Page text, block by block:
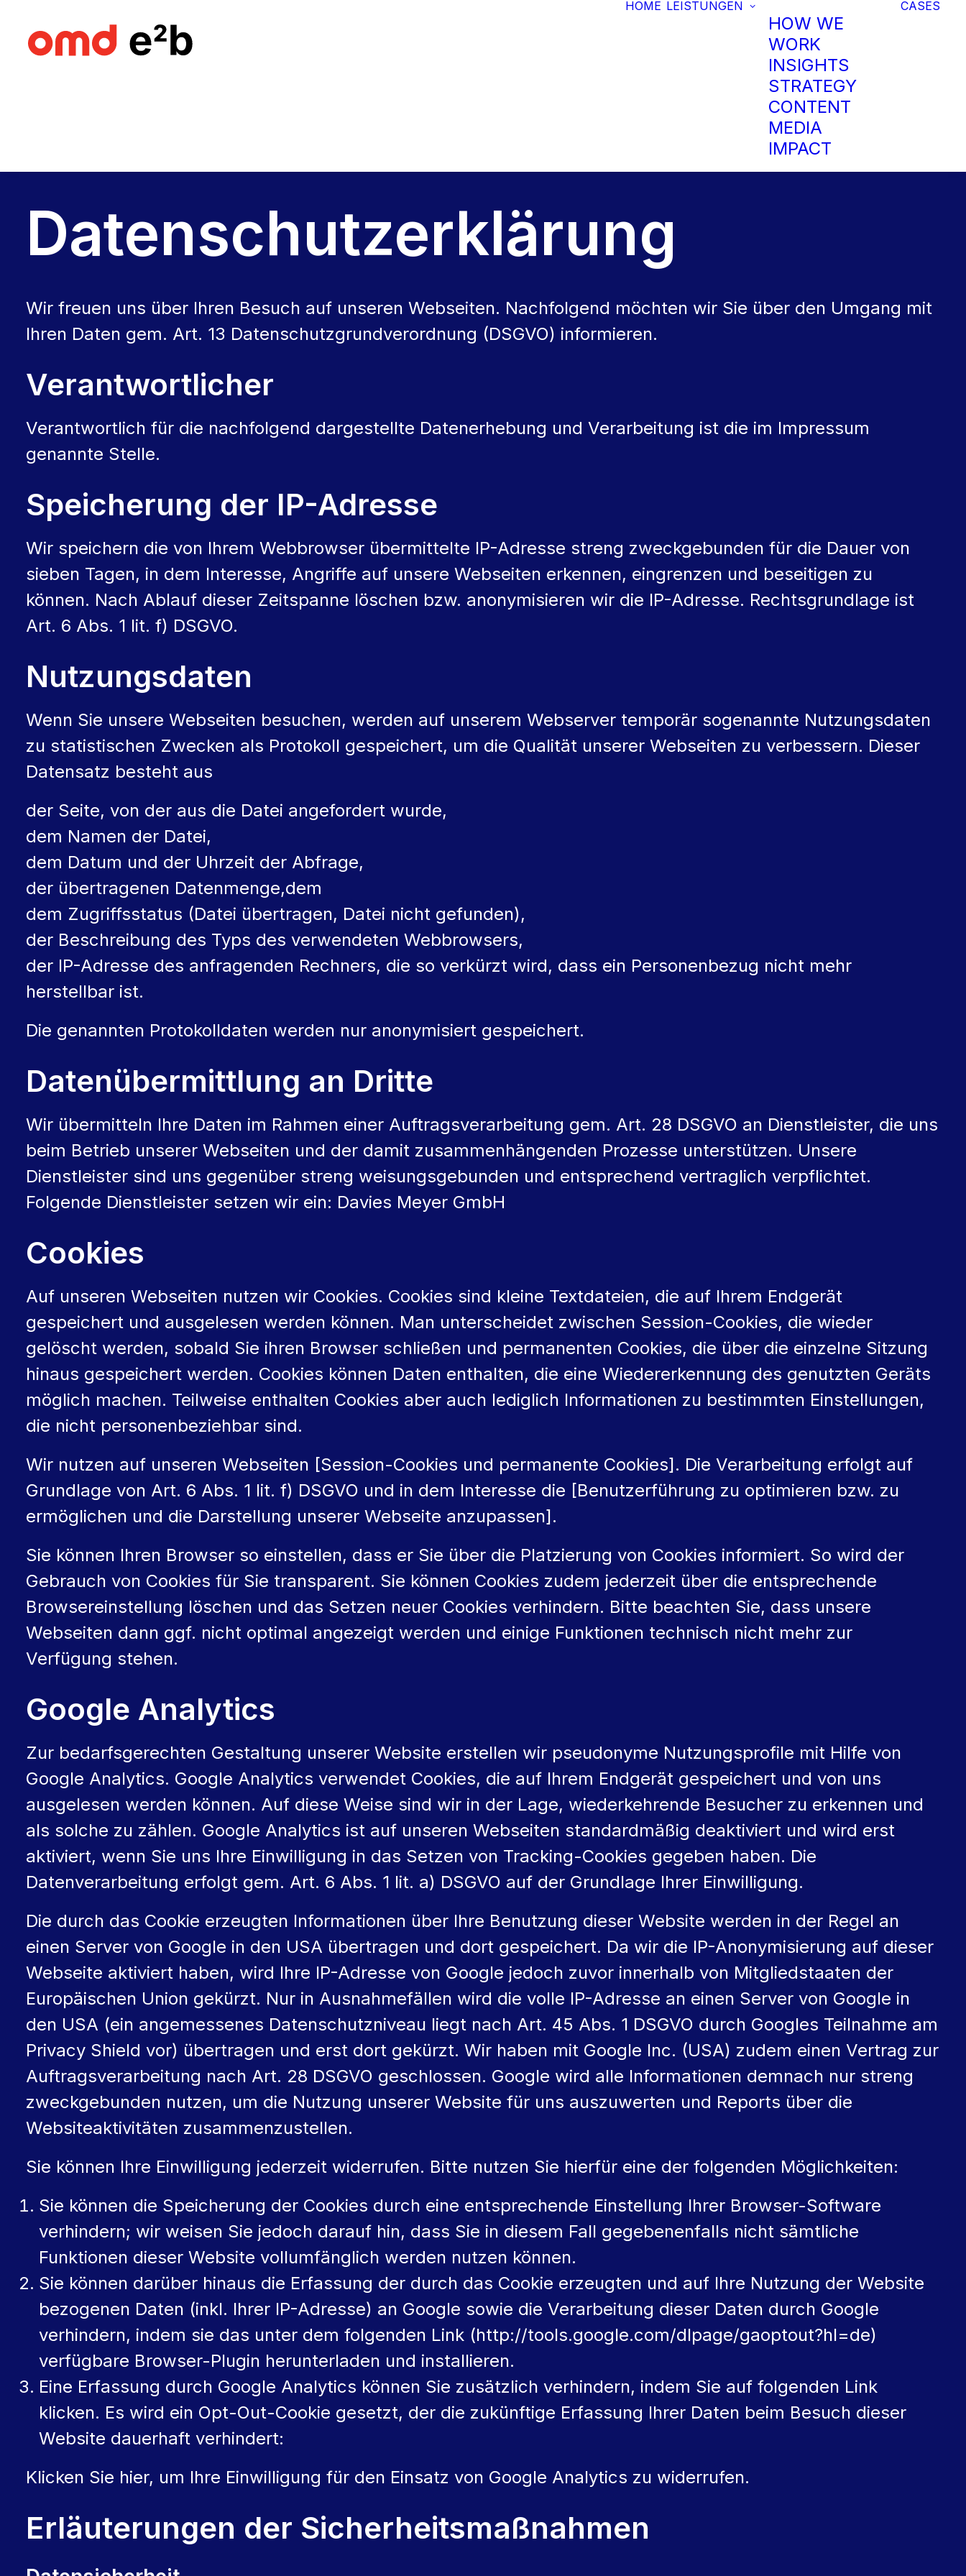
HOME LEISTUNGEN
HOW WE
WORK
INSIGHTS
STRATEGY
CONTENT
MEDIA
IMPACT
CASES
Datenschutzerklärung
Wir freuen uns über Ihren Besuch auf unseren Webseiten. Nachfolgend möchten wir Sie über den Umgang mit
Ihren Daten gem. Art. 13 Datenschutzgrundverordnung (DSGVO) informieren.
Verantwortlicher
Verantwortlich für die nachfolgend dargestellte Datenerhebung und Verarbeitung ist die im Impressum
genannte Stelle.
Speicherung der IP-Adresse
Wir speichern die von Ihrem Webbrowser übermittelte IP-Adresse streng zweckgebunden für die Dauer von
sieben Tagen, in dem Interesse, Angriffe auf unsere Webseiten erkennen, eingrenzen und beseitigen zu
können. Nach Ablauf dieser Zeitspanne löschen bzw. anonymisieren wir die IP-Adresse. Rechtsgrundlage ist
Art. 6 Abs. 1 lit. f) DSGVO.
Nutzungsdaten
Wenn Sie unsere Webseiten besuchen, werden auf unserem Webserver temporär sogenannte Nutzungsdaten
zu statistischen Zwecken als Protokoll gespeichert, um die Qualität unserer Webseiten zu verbessern. Dieser
Datensatz besteht aus
der Seite, von der aus die Datei angefordert wurde,
dem Namen der Datei,
dem Datum und der Uhrzeit der Abfrage,
der übertragenen Datenmenge,dem
dem Zugriffsstatus (Datei übertragen, Datei nicht gefunden),
der Beschreibung des Typs des verwendeten Webbrowsers,
der IP-Adresse des anfragenden Rechners, die so verkürzt wird, dass ein Personenbezug nicht mehr
herstellbar ist.
Die genannten Protokolldaten werden nur anonymisiert gespeichert.
Datenübermittlung an Dritte
Wir übermitteln Ihre Daten im Rahmen einer Auftragsverarbeitung gem. Art. 28 DSGVO an Dienstleister, die uns
beim Betrieb unserer Webseiten und der damit zusammenhängenden Prozesse unterstützen. Unsere
Dienstleister sind uns gegenüber streng weisungsgebunden und entsprechend vertraglich verpflichtet.
Folgende Dienstleister setzen wir ein: Davies Meyer GmbH
Cookies
Auf unseren Webseiten nutzen wir Cookies. Cookies sind kleine Textdateien, die auf Ihrem Endgerät
gespeichert und ausgelesen werden können. Man unterscheidet zwischen Session-Cookies, die wieder
gelöscht werden, sobald Sie ihren Browser schließen und permanenten Cookies, die über die einzelne Sitzung
hinaus gespeichert werden. Cookies können Daten enthalten, die eine Wiedererkennung des genutzten Geräts
möglich machen. Teilweise enthalten Cookies aber auch lediglich Informationen zu bestimmten Einstellungen,
die nicht personenbeziehbar sind.
Wir nutzen auf unseren Webseiten [Session-Cookies und permanente Cookies]. Die Verarbeitung erfolgt auf
Grundlage von Art. 6 Abs. 1 lit. f) DSGVO und in dem Interesse die [Benutzerführung zu optimieren bzw. zu
ermöglichen und die Darstellung unserer Webseite anzupassen].
Sie können Ihren Browser so einstellen, dass er Sie über die Platzierung von Cookies informiert. So wird der
Gebrauch von Cookies für Sie transparent. Sie können Cookies zudem jederzeit über die entsprechende
Browsereinstellung löschen und das Setzen neuer Cookies verhindern. Bitte beachten Sie, dass unsere
Webseiten dann ggf. nicht optimal angezeigt werden und einige Funktionen technisch nicht mehr zur
Verfügung stehen.
Google Analytics
Zur bedarfsgerechten Gestaltung unserer Website erstellen wir pseudonyme Nutzungsprofile mit Hilfe von
Google Analytics. Google Analytics verwendet Cookies, die auf Ihrem Endgerät gespeichert und von uns
ausgelesen werden können. Auf diese Weise sind wir in der Lage, wiederkehrende Besucher zu erkennen und
als solche zu zählen. Google Analytics ist auf unseren Webseiten standardmäßig deaktiviert und wird erst
aktiviert, wenn Sie uns Ihre Einwilligung in das Setzen von Tracking-Cookies gegeben haben. Die
Datenverarbeitung erfolgt gem. Art. 6 Abs. 1 lit. a) DSGVO auf der Grundlage Ihrer Einwilligung.
Die durch das Cookie erzeugten Informationen über Ihre Benutzung dieser Website werden in der Regel an
einen Server von Google in den USA übertragen und dort gespeichert. Da wir die IP-Anonymisierung auf dieser
Webseite aktiviert haben, wird Ihre IP-Adresse von Google jedoch zuvor innerhalb von Mitgliedstaaten der
Europäischen Union gekürzt. Nur in Ausnahmefällen wird die volle IP-Adresse an einen Server von Google in
den USA (ein angemessenes Datenschutzniveau liegt nach Art. 45 Abs. 1 DSGVO durch Googles Teilnahme am
Privacy Shield vor) übertragen und erst dort gekürzt. Wir haben mit Google Inc. (USA) zudem einen Vertrag zur
Auftragsverarbeitung nach Art. 28 DSGVO geschlossen. Google wird alle Informationen demnach nur streng
zweckgebunden nutzen, um die Nutzung unserer Website für uns auszuwerten und Reports über die
Websiteaktivitäten zusammenzustellen.
Sie können Ihre Einwilligung jederzeit widerrufen. Bitte nutzen Sie hierfür eine der folgenden Möglichkeiten:
Sie können die Speicherung der Cookies durch eine entsprechende Einstellung Ihrer Browser-Software
verhindern; wir weisen Sie jedoch darauf hin, dass Sie in diesem Fall gegebenenfalls nicht sämtliche
Funktionen dieser Website vollumfänglich werden nutzen können.
Sie können darüber hinaus die Erfassung der durch das Cookie erzeugten und auf Ihre Nutzung der Website
bezogenen Daten (inkl. Ihrer IP-Adresse) an Google sowie die Verarbeitung dieser Daten durch Google
verhindern, indem sie das unter dem folgenden Link (http://tools.google.com/dlpage/gaoptout?hl=de)
verfügbare Browser-Plugin herunterladen und installieren.
Eine Erfassung durch Google Analytics können Sie zusätzlich verhindern, indem Sie auf folgenden Link
klicken. Es wird ein Opt-Out-Cookie gesetzt, der die zukünftige Erfassung Ihrer Daten beim Besuch dieser
Website dauerhaft verhindert:
Klicken Sie hier, um Ihre Einwilligung für den Einsatz von Google Analytics zu widerrufen.
Erläuterungen der Sicherheitsmaßnahmen